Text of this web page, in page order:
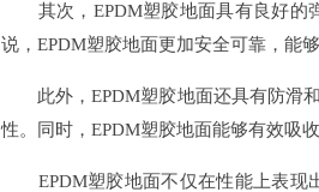
其次，EPDM塑胶地面具有良好的
说，EPDM塑胶地面更加安全可靠，能
此外，EPDM塑胶地面还具有防滑和
性。同时，EPDM塑胶地面能够有效吸
EPDM塑胶地面不仅在性能上表现出